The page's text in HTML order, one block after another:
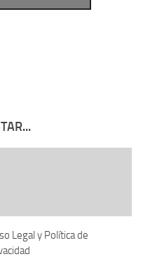
Legal y Política de